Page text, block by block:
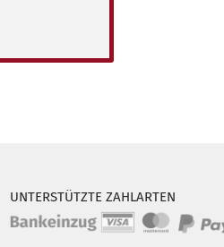
UNTERSTÜTZTE ZAHLARTEN